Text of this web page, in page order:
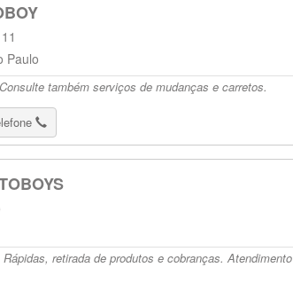
Paulo
também serviços de mudanças e carretos.
retirada de produtos e cobranças. Atendimento